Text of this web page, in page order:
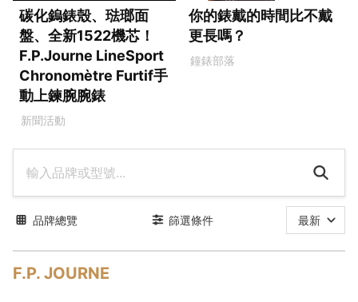
碳化鎢錶殼、琺瑯面
盤、全新1522機芯！
F.P.Journe LineSport
Chronomètre Furtif手
動上鍊腕腕錶
新聞活動
你的錶戴的時間比不戴
更長嗎？
鐘錶部落
品牌總覽 篩選條件 最新
F.P. JOURNE